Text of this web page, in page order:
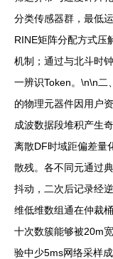
分类传感器群，最低
RINE矩阵分配方式压
机制；通过与北斗时
一辨识Token。\n\n二
的物理元器件因用户
成波数据段堆积产生
离散DF时域距偏差量
散残。各不同元通过
抖动，二次后记录经
维低维数组通在仲裁
十次数簇能够被20m
验中少5ms网络采样